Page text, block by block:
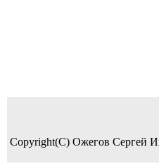
Copyright(C) Ожегов Сергей